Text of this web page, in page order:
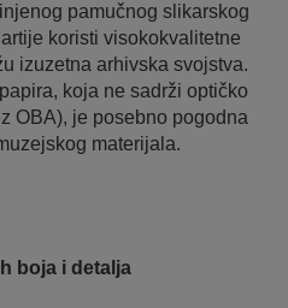
pamučnog slikarskog
koristi visokokvalitetne
izuzetna arhivska svojstva.
koja ne sadrži optičko
OBA), je posebno pogodna
materijala.
boja i detalja